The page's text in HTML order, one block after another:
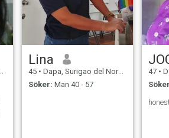
Lina
45 • Dapa, Surigao del Norte, Filippinerna
Söker: Man 40 - 57
47 •